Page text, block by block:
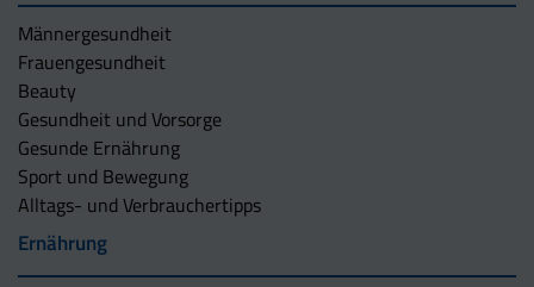
Männergesundheit
Frauengesundheit
Beauty
Gesundheit und Vorsorge
Gesunde Ernährung
Sport und Bewegung
Alltags- und Verbrauchertipps
Ernährung